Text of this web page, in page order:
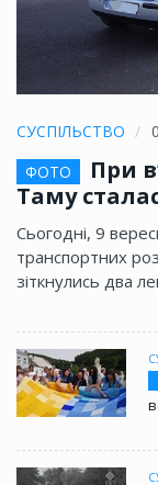
СУСПІЛЬСТВО
ФОТО
При
Таму
Сьогодні, 9
транспортних
зіткнулись два